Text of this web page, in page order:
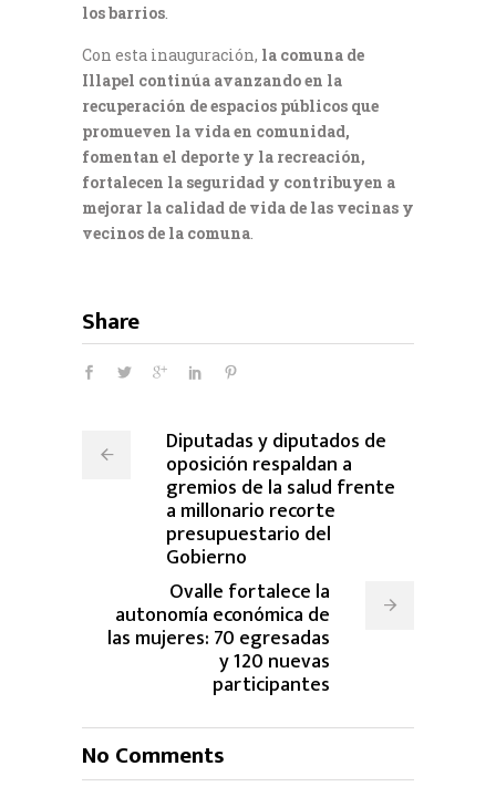
los barrios
Con esta inauguración, la comuna de
Illapel continúa avanzando en la
recuperación de espacios públicos que
promueven la vida en comunidad,
fomentan el deporte y la recreación,
fortalecen la seguridad y contribuyen a
mejorar la calidad de vida de las vecinas y
vecinos de la comuna
Share
Diputadas y diputados de
oposición respaldan a
gremios de la salud frente
a millonario recorte
presupuestario del
Gobierno
Ovalle fortalece la
autonomía económica de
las mujeres: 70 egresadas
y 120 nuevas
participantes
No Comments